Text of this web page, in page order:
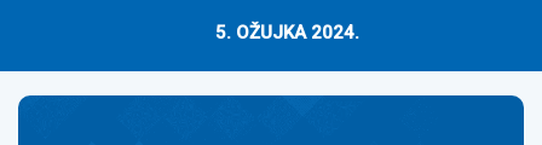
5. OŽUJKA 2024.